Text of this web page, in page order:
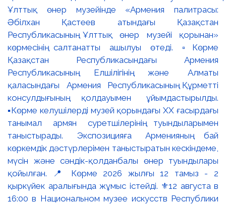
Ұлттық өнер музейінде «Армения палитрасы:
Әбілхан Қастеев атындағы Қазақстан
Республикасының Ұлттық өнер музейі қорынан»
көрмесінің салтанатты ашылуы өтеді. ▫️Көрме
Қазақстан Республикасындағы Армения
Республикасының Елшілігінің және Алматы
қаласындағы Армения Республикасының Құрметті
консулдығының қолдауымен ұйымдастырылды.
▪️Көрме келушілерді музей қорындағы ХХ ғасырдағы
танымал армян суретшілерінің туындыларымен
таныстырады. Экспозицияға Арменияның бай
көркемдік дәстүрлерімен таныстыратын кескіндеме,
мүсін және сәндік-қолданбалы өнер туындылары
қойылған. 📍 Көрме 2026 жылғы 12 тамыз - 2
қыркүйек аралығында жұмыс істейді. ⚜️12 августа в
16:00 в Национальном музее искусств Республики